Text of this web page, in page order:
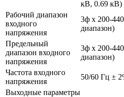
кВ, 0.69 кВ)
Рабочий диапазон
входного
напряжения
3ф х 200-
диапазон)
Предельный
диапазон входного
напряжения
3ф х 200-
диапазон)
Частота входного
напряжения
50/60 Гц ±
Выходные параметры